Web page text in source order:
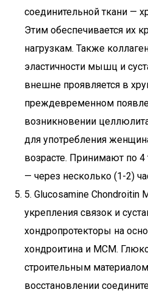
соединительной ткани —
Этим обеспечивается их
нагрузкам. Также
эластичности мышц и
внешне проявляется в
преждевременном
возникновении
для употребления
возрасте. Принимают по
— через несколько (1-2)
5. Glucosamine Chondroitin
укрепления связок и
хондропротекторы на
хондроитина и МСМ.
строительным материалом
восстановлении